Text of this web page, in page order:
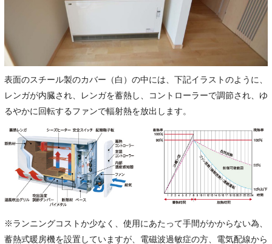
表面のスチール製のカバー（白）の中には、下記イラストのように、
レンガが内臓され、レンガを蓄熱し、コントローラーで調節され、ゆ
るやかに回転するファンで輻射熱を放出します。
※ランニングコストか少なく、使用にあたって手間がかからない為、
蓄熱式暖房機を設置していますが、電磁波過敏症の方、電気配線から